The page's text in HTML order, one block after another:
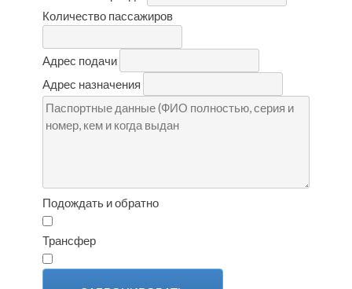
Количество пассажиров
Адрес подачи
Адрес назначения
Подождать и обратно
Трансфер